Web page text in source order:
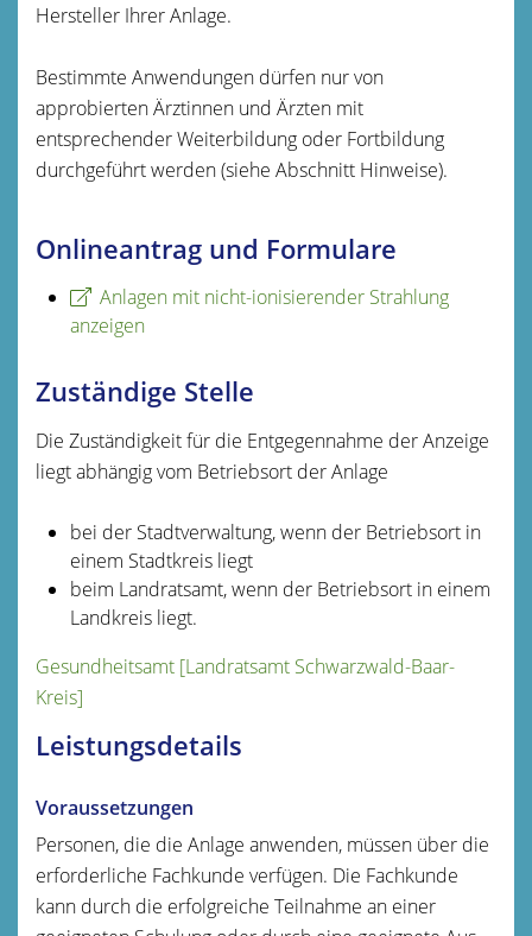
Hersteller Ihrer Anlage.
Bestimmte Anwendungen dürfen nur von
approbierten Ärztinnen und Ärzten mit
entsprechender Weiterbildung oder Fortbildung
durchgeführt werden (siehe Abschnitt Hinweise).
Onlineantrag und Formulare
Anlagen mit nicht-ionisierender Strahlung
anzeigen
Zuständige Stelle
Die Zuständigkeit für die Entgegennahme der Anzeige
liegt abhängig vom Betriebsort der Anlage
bei der Stadtverwaltung, wenn der Betriebsort in
einem Stadtkreis liegt
beim Landratsamt, wenn der Betriebsort in einem
Landkreis liegt.
Gesundheitsamt [Landratsamt Schwarzwald-Baar-
Kreis]
Leistungsdetails
Voraussetzungen
Personen, die die Anlage anwenden, müssen über die
erforderliche Fachkunde verfügen. Die Fachkunde
kann durch die erfolgreiche Teilnahme an einer